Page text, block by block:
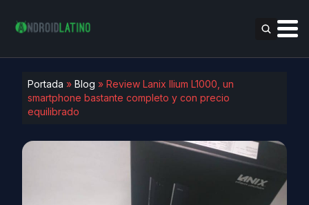
Portada » Blog » Review Lanix Ilium L1000, un
smartphone bastante completo y con precio
equilibrado